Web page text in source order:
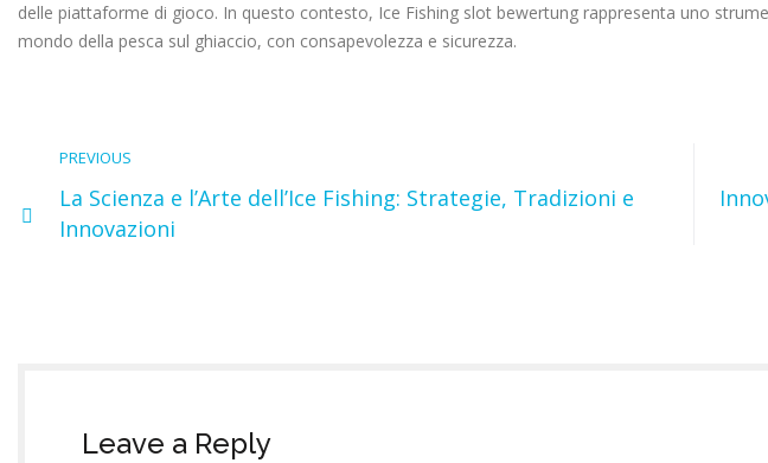
delle piattaforme di gioco. In questo contesto, Ice Fishing slot bewertung rappresenta uno
mondo della pesca sul ghiaccio, con consapevolezza e sicurezza.
PREVIOUS
La Scienza e l’Arte dell’Ice Fishing: Strategie, Tradizioni e
Innovazioni
Leave a Reply